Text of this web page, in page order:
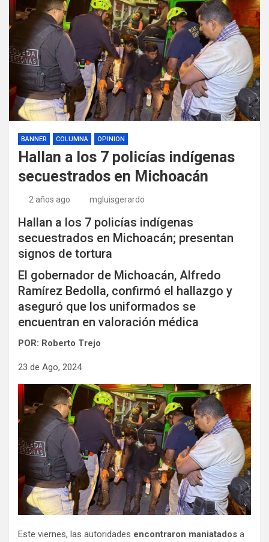
BANNER COLUMNA OPINION
Hallan a los 7 policías indígenas
secuestrados en Michoacán
2 años ago mgluisgerardo
Hallan a los 7 policías indígenas
secuestrados en Michoacán; presentan
signos de tortura
El gobernador de Michoacán, Alfredo
Ramírez Bedolla, confirmó el hallazgo y
aseguró que los uniformados se
encuentran en valoración médica
POR: Roberto Trejo
23 de Ago, 2024
Este viernes, las autoridades encontraron maniatados a